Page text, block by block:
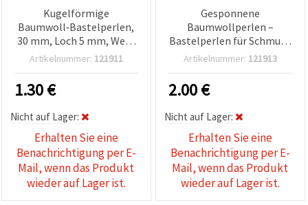
Kugelförmige
Baumwoll‑Bastelperlen,
30 mm, Loch 5 mm, Weiß
– 10 Stück
Artikelnummer: 121911
1.30€
Nicht auf Lager:
Erhalten Sie eine
Benachrichtigung per E-
Mail, wenn das Produkt
wieder auf Lager ist.
Gesponnene
Baumwollperlen –
Bastelperlen für Schmuck
& Wohn-Deko, Ø 40 mm,
Artikelnummer: 121913
2.00€
Nicht auf Lager:
Erhalten Sie eine
Benachrichtigung per E-
Mail, wenn das Produkt
wieder auf Lager ist.